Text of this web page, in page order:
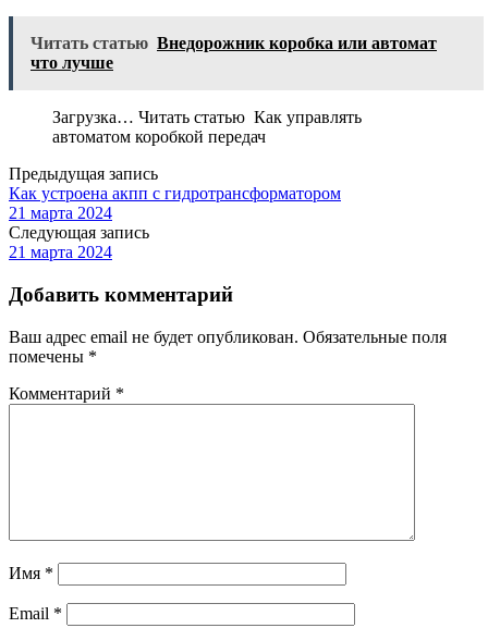
Читать статью Внедорожник коробка или автомат
что лучше
Загрузка… Читать статью Как управлять
автоматом коробкой передач
Предыдущая запись
Как устроена акпп с гидротрансформатором
21 марта 2024
Следующая запись
21 марта 2024
Добавить комментарий
Ваш адрес email не будет опубликован. Обязательные поля
помечены *
Комментарий *
Имя *
Email *